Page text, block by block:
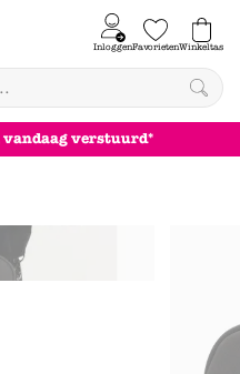
InloggenFavorietenWinkeltas
0
vandaag verstuurd*